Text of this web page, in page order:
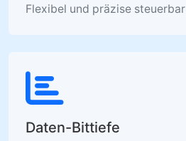
Flexibel und präzise steuerbar
Daten-Bittiefe